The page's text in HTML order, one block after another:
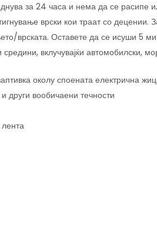
за 24 часа и нема да се расипе
врски кои траат со
врската. Оставете да се исуши 5
вклучувајќи автомобилски,
околу споената електрична
други вообичаени течности